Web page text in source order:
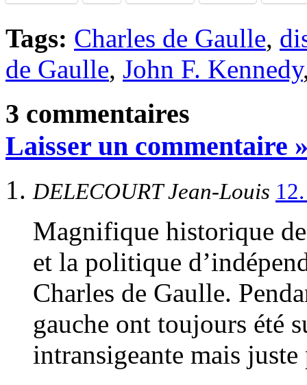
Tags: Charles de Gaulle,
de Gaulle, John F. Kennedy
3 commentaires
Laisser un commentaire
DELECOURT Jean-Louis
Magnifique historique
et la politique
Charles de Gaulle.
gauche ont toujours été
intransigeante mais